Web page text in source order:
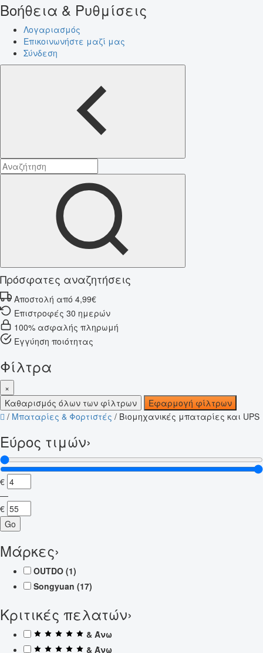
Βοήθεια & Ρυθμίσεις
Λογαριασμός
Επικοινωνήστε μαζί μας
Σύνδεση
Πρόσφατες αναζητήσεις
Αποστολή από 4,99€
Επιστροφές 30 ημερών
100% ασφαλής πληρωμή
Εγγύηση ποιότητας
Φίλτρα
×
Καθαρισμός όλων των φίλτρων
Εφαρμογή φίλτρων
/ Μπαταρίες & Φορτιστές / Βιομηχανικές μπαταρίες και UPS
Εύρος τιμών›
€
—
€
Go
Μάρκες›
OUTDO (1)
Songyuan (17)
Κριτικές πελατών›
& Άνω
& Άνω